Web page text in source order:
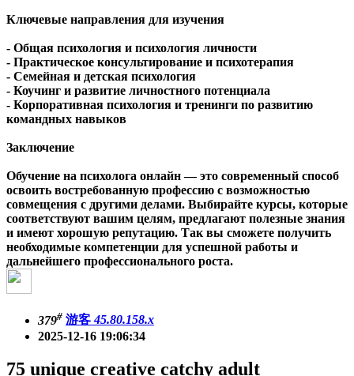
Ключевые направления для изучения
- Общая психология и психология личности
- Практическое консультирование и психотерапия
- Семейная и детская психология
- Коучинг и развитие личностного потенциала
- Корпоративная психология и тренинги по развитию
командных навыков
Заключение
Обучение на психолога онлайн — это современный способ
освоить востребованную профессию с возможностью
совмещения с другими делами. Выбирайте курсы, которые
соответствуют вашим целям, предлагают полезные знания
и имеют хорошую репутацию. Так вы сможете получить
необходимые компетенции для успешной работы и
дальнейшего профессионального роста.
379# 游客45.80.158.x
2025-12-16 19:06:34
75 unique creative catchy adult